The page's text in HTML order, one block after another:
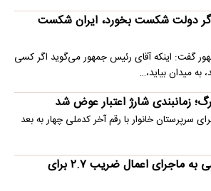
دولت شکست بخورد، ایران شکست
گفت: اینکه آقای رئیس جمهور می‌گوید اگر کسی
به میدان بیاید،…
زمانبندی‌ شارژ اعتبار عوض شد
برای سرپرستان خانوار با رقم آخر کدملی چهار به بعد
اولین واکنش رسمی به ماجرای اعمال ضریب ۲.۷ برای